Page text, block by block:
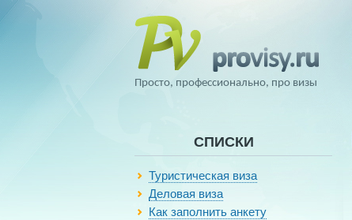
Просто, профессионально, про визы
СПИСКИ
Туристическая виза
Деловая виза
Как заполнить анкету